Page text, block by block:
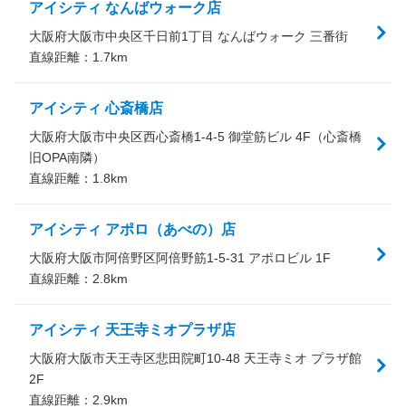
アイシティ なんばウォーク店
大阪府大阪市中央区千日前1丁目 なんばウォーク 三番街
直線距離： 1.7km
アイシティ 心斎橋店
大阪府大阪市中央区西心斎橋1-4-5 御堂筋ビル 4F（心斎橋
旧OPA南隣）
直線距離： 1.8km
アイシティ アポロ（あべの）店
大阪府大阪市阿倍野区阿倍野筋1-5-31 アポロビル 1F
直線距離： 2.8km
アイシティ 天王寺ミオプラザ店
大阪府大阪市天王寺区悲田院町10-48 天王寺ミオ プラザ館
2F
直線距離： 2.9km